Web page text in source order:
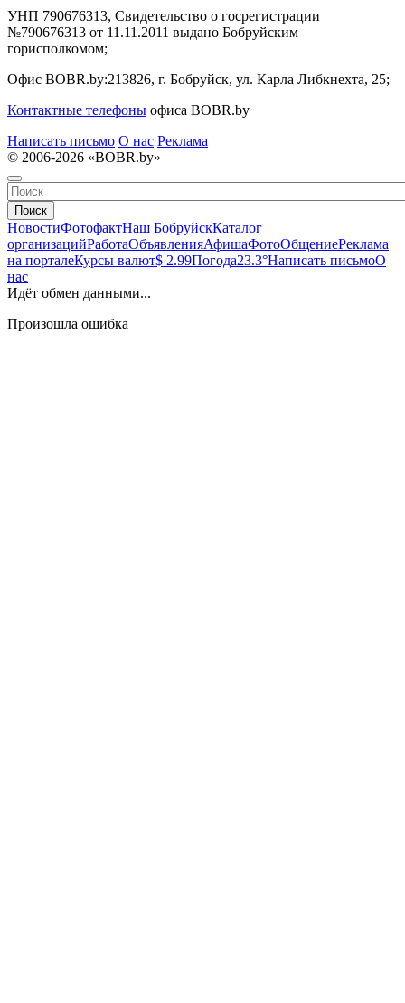
УНП 790676313, Свидетельство о госрегистрации
№790676313 от 11.11.2011 выдано Бобруйским
горисполкомом;
Офис BOBR.by:213826, г. Бобруйск, ул. Карла Либкнехта, 25;
Контактные телефоны офиса BOBR.by
Написать письмо О нас Реклама
© 2006-2026 «BOBR.by»
Поиск
НовостиФотофактНаш БобруйскКаталог
организацийРаботаОбъявленияАфишаФотоОбщениеРеклама
на порталеКурсы валют$ 2.99Погода23.3°Написать письмоО
нас
Идёт обмен данными...
Произошла ошибка